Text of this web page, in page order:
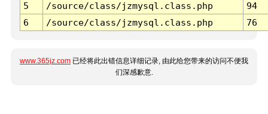
5
/source/class/jzmysql.class.php
94
6
/source/class/jzmysql.class.php 76
www.365jz.com 已经将此出错信息详细记录, 由此给您带来的访问不便我
们深感歉意.